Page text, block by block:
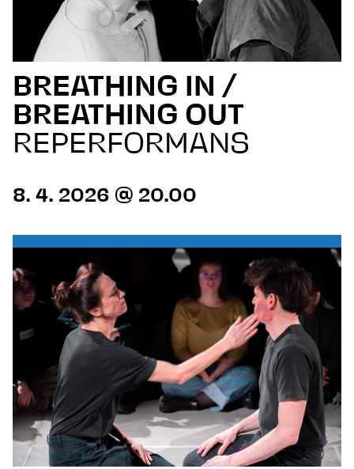
BREATHING IN /
BREATHING OUT
REPERFORMANS
8. 4. 2026 @ 20.00